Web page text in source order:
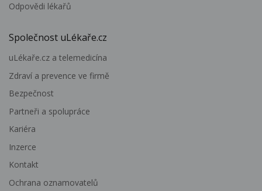
Odpovědi lékařů
Společnost uLékaře.cz
uLékaře.cz a telemedicína
Zdraví a prevence ve firmě
Bezpečnost
Partneři a spolupráce
Kariéra
Inzerce
Kontakt
Ochrana oznamovatelů